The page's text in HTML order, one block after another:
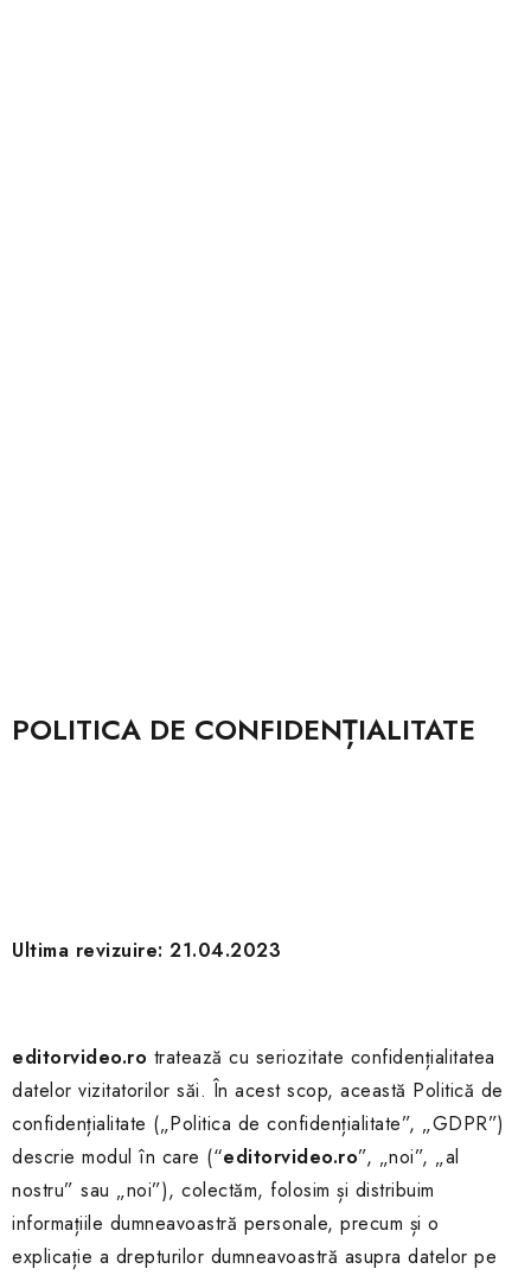
POLITICA DE CONFIDENȚIALITATE
Ultima revizuire: 21.04.2023
editorvideo.ro tratează cu seriozitate confidențialitatea
datelor vizitatorilor săi. În acest scop, această Politică de
confidențialitate („Politica de confidențialitate”, „GDPR”)
descrie modul în care (“editorvideo.ro”, „noi”, „al
nostru” sau „noi”), colectăm, folosim și distribuim
informațiile dumneavoastră personale, precum și o
explicație a drepturilor dumneavoastră asupra datelor pe